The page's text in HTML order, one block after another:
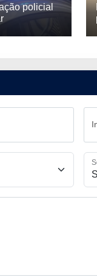
policial